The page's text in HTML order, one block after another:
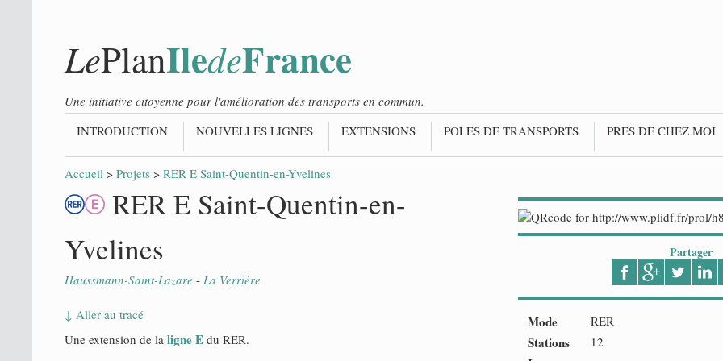
LePlanIledeFrance
Une initiative citoyenne pour l'amélioration des transports en commun.
INTRODUCTION
NOUVELLES LIGNES EXTENSIONS POLES DE TRANSPORTS PRES DE CHEZ MOI
Accueil > Projets > RER E Saint-Quentin-en-Yvelines
Partager
Mode RER
Stations 12
RER E Saint-Quentin-en-
Yvelines
Haussmann-Saint-Lazare - La Verrière
↓ Aller au tracé
Une extension de la ligne E du RER.